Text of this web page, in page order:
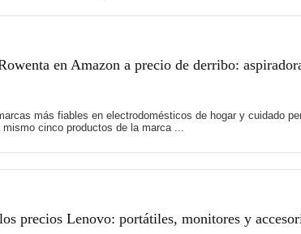
en Amazon a precio de derribo:
más fiables en electrodomésticos de hogar y cuidado
cinco productos de la marca ...
precios Lenovo: portátiles, monitores y